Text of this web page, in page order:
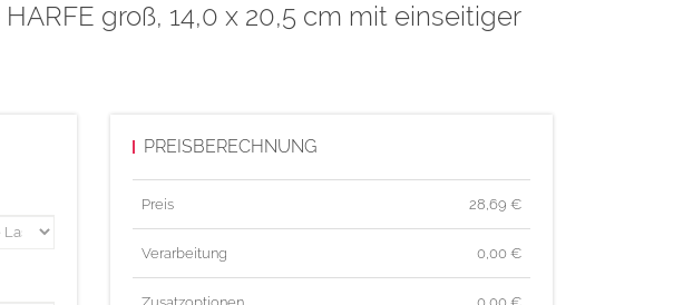
Optik.
Bitte senden Sie Ihre Druckdaten als vektorisierte PDF-Datei.
groß, 14,0 x 20,5 cm mit einseitiger
PREISBERECHNUNG
Preis 28,69 €
Verarbeitung 0,00 €